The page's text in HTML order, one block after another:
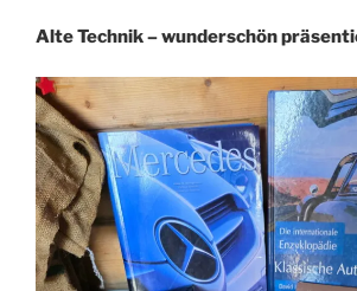
Alte Technik – wunderschön